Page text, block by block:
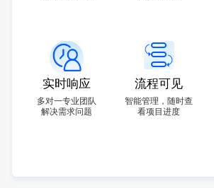
实时响应
多对一专业团队
解决需求问题
流程可见
智能管理，随时查
看项目进度